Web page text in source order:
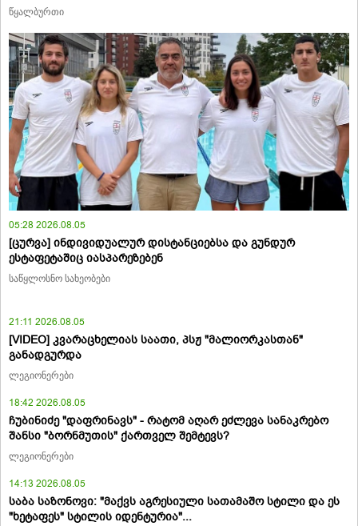
წყალბურთი
05:28 2026.08.05
[ცურვა] ინდივიდუალურ დისტანციებსა და გუნდურ
ესტაფეტაშიც იასპარეზებენ
საწყლოსნო სახეობები
21:11 2026.08.05
[VIDEO] კვარაცხელიას საათი, პსჟ "მალიორკასთან"
განადგურდა
ლეგიონერები
18:42 2026.08.05
ჩუბინიძე "დაფრინავს" - რატომ აღარ ეძლევა სანაკრებო
შანსი "ბორნმუთის" ქართველ შემტევს?
ლეგიონერები
14:13 2026.08.05
საბა საზონოვი: "მაქვს აგრესიული სათამაშო სტილი და ეს
"ხეტაფეს" სტილის იდენტურია"...